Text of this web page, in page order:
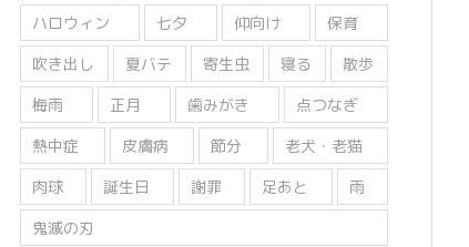
ハロウィン
七夕 仰向け
保育
吹き出し
夏バテ 寄生虫 寝る
散歩
梅雨
正月 歯みがき
点つなぎ
熱中症
皮膚病 節分
老犬・老猫
肉球
誕生日 謝罪 足あと
雨
鬼滅の刃